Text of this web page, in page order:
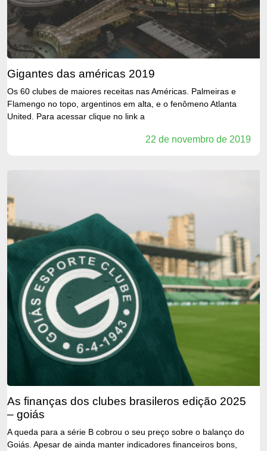
gigantes das américas 2019
Os 60 clubes de maiores receitas nas Américas. Palmeiras e
Flamengo no topo, argentinos em alta, e o fenômeno Atlanta
United. Para acessar clique no link a
22 de novembro de 2019
as finanças dos clubes brasileros edição 2025
– goiás
A queda para a série B cobrou o seu preço sobre o balanço do
Goiás. Apesar de ainda manter indicadores financeiros bons,